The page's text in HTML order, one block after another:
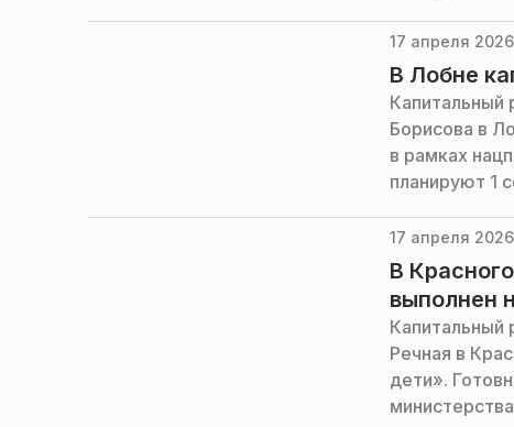
17 апреля
В Лобне
Борисова в
в рамках
планируют 1
17 апреля 2026
В
выполнен
Капитальный
Речная в
дети».